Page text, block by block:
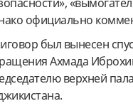
официально
был вынесен
Ахмада
верхней